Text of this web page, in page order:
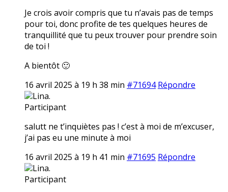
Je crois avoir compris que tu n’avais pas de temps
pour toi, donc profite de tes quelques heures de
tranquillité que tu peux trouver pour prendre soin
de toi !
A bientôt 🙂
16 avril 2025 à 19 h 38 min #71694 Répondre
Lina.
Participant
salutt ne t’inquiètes pas ! c’est à moi de m’excuser,
j’ai pas eu une minute à moi
16 avril 2025 à 19 h 41 min #71695 Répondre
Lina.
Participant